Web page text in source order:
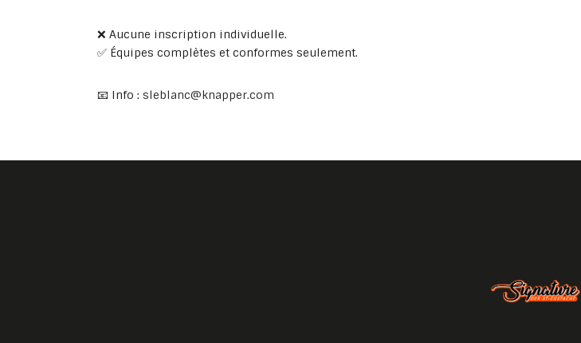
❌ Aucune inscription individuelle.
✅ Équipes complètes et conformes seulement.
📧 Info : sleblanc@knapper.com